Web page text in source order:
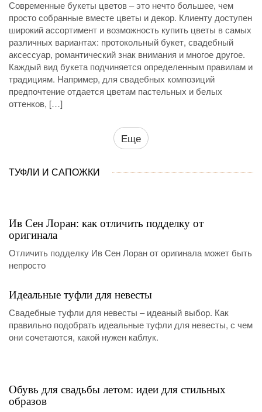
Современные букеты цветов – это нечто большее, чем
просто собранные вместе цветы и декор. Клиенту доступен
широкий ассортимент и возможность купить цветы в самых
различных вариантах: протокольный букет, свадебный
аксессуар, романтический знак внимания и многое другое.
Каждый вид букета подчиняется определенным правилам и
традициям. Например, для свадебных композиций
предпочтение отдается цветам пастельных и белых
оттенков, […]
Еще
ТУФЛИ И САПОЖКИ
Ив Сен Лоран: как отличить подделку от
оригинала
Отличить подделку Ив Сен Лоран от оригинала может быть
непросто
Идеальные туфли для невесты
Свадебные туфли для невесты – идеаный выбор. Как
правильно подобрать идеальные туфли для невесты, с чем
они сочетаются, какой нужен каблук.
Обувь для свадьбы летом: идеи для стильных
образов